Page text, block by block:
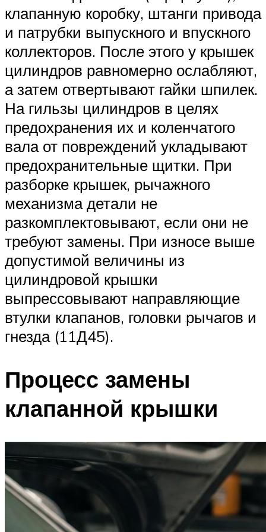
клапанную коробку, штанги привода
и патрубки выпускного и впускного
коллекторов. После этого у крышек
цилиндров равномерно ослабляют,
а затем отвертывают гайки шпилек.
На гильзы цилиндров в целях
предохранения их и коленчатого
вала от повреждений укладывают
предохранительные щитки. При
разборке крышек, рычажного
механизма детали не
разкомплектовывают, если они не
требуют замены. При износе выше
допустимой величины из
цилиндровой крышки
выпрессовывают направляющие
втулки клапанов, головки рычагов и
гнезда (11Д45).
Процесс замены
клапанной крышки